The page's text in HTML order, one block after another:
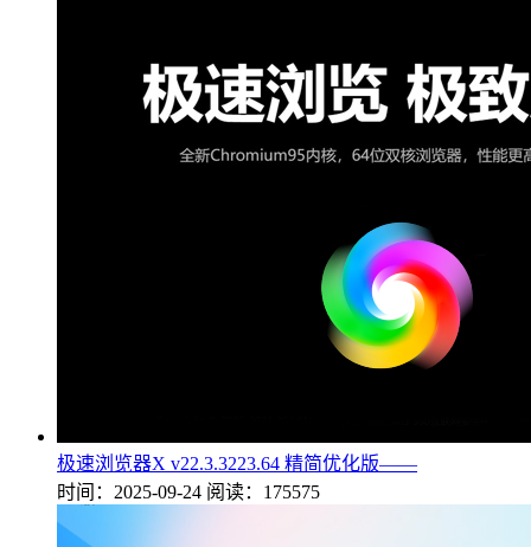
极速浏览器X v22.3.3223.64 精简优化版——
时间：2025-09-24 阅读：175575